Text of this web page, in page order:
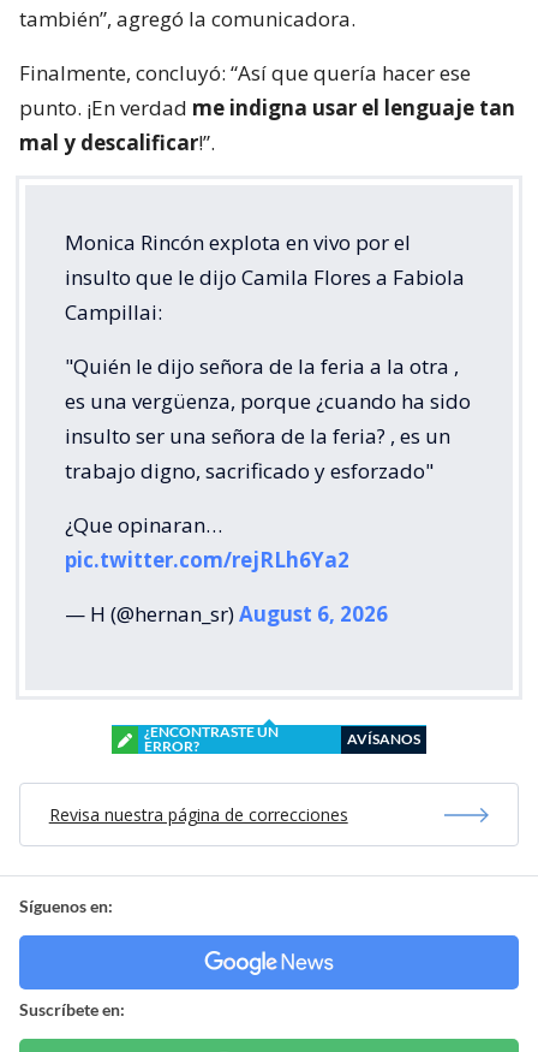
también”, agregó la comunicadora.
Finalmente, concluyó: “Así que quería hacer ese
punto. ¡En verdad me indigna usar el lenguaje tan
mal y descalificar!”.
Monica Rincón explota en vivo por el
insulto que le dijo Camila Flores a Fabiola
Campillai:
"Quién le dijo señora de la feria a la otra ,
es una vergüenza, porque ¿cuando ha sido
insulto ser una señora de la feria? , es un
trabajo digno, sacrificado y esforzado"
¿Que opinaran…
pic.twitter.com/rejRLh6Ya2
— H (@hernan_sr)August 6, 2026
¿ENCONTRASTE UN
ERROR?
AVÍSANOS
Revisa nuestra página de correcciones
Síguenos en:
Suscríbete en: